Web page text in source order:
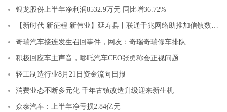
银龙股份上半年净利润8532.9万元 同比增36.72%
奇瑞汽车接连发生召回事件，网友：奇瑞奇瑞修车排队
积极回应车主声音，哪吒汽车CEO张勇称会正视问题
轻工制造行业8月21日资金流向日报
消费业态不断多元化 千年古镇改造升级迎来新生机
众泰汽车：上半年净亏损2.84亿元